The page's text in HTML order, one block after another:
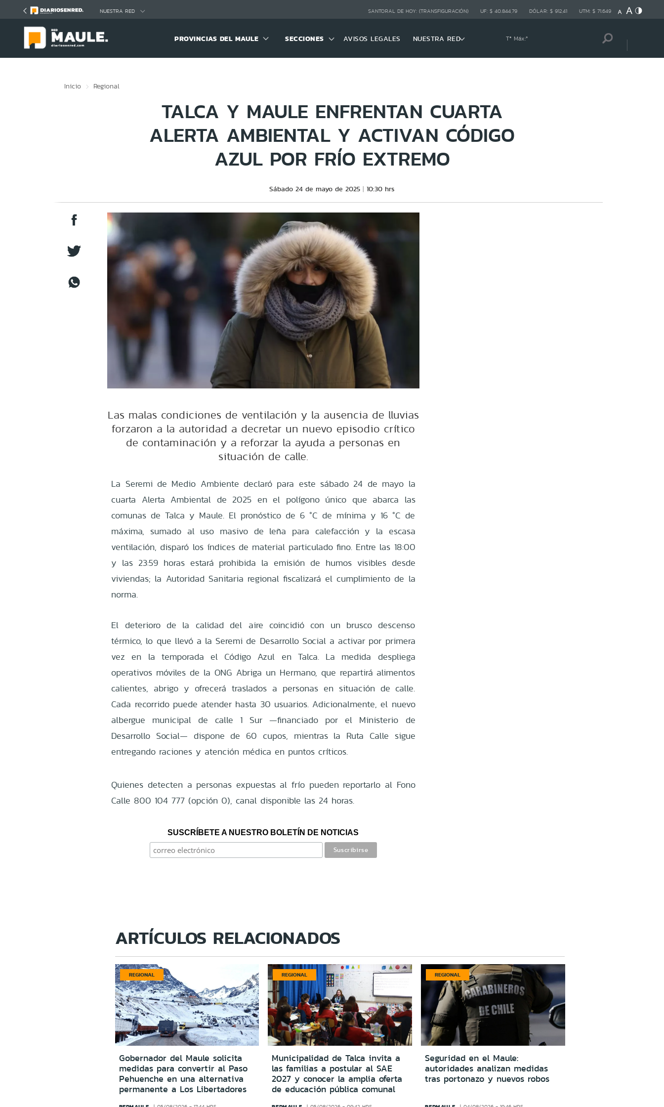
NUESTRA RED SANTORAL DE HOY: (TRANSFIGURACIÓN) UF: $ 40.844,79 DÓLAR: $ 912,41 UTM: $ 71.649
PROVINCIAS DEL MAULE SECCIONES AVISOS LEGALES NUESTRA RED Tª Máx:º
Inicio Regional
TALCA Y MAULE ENFRENTAN CUARTA
ALERTA AMBIENTAL Y ACTIVAN CÓDIGO
AZUL POR FRÍO EXTREMO
Sábado 24 de mayo de 2025 10:30 hrs
Las malas condiciones de ventilación y la ausencia de lluvias
forzaron a la autoridad a decretar un nuevo episodio crítico
de contaminación y a reforzar la ayuda a personas en
situación de calle.
La Seremi de Medio Ambiente declaró para este sábado 24 de mayo la
cuarta Alerta Ambiental de 2025 en el polígono único que abarca las
comunas de Talca y Maule. El pronóstico de 6 °C de mínima y 16 °C de
máxima, sumado al uso masivo de leña para calefacción y la escasa
ventilación, disparó los índices de material particulado fino. Entre las 18:00
y las 23:59 horas estará prohibida la emisión de humos visibles desde
viviendas; la Autoridad Sanitaria regional fiscalizará el cumplimiento de la
norma.
El deterioro de la calidad del aire coincidió con un brusco descenso
térmico, lo que llevó a la Seremi de Desarrollo Social a activar por primera
vez en la temporada el Código Azul en Talca. La medida despliega
operativos móviles de la ONG Abriga un Hermano, que repartirá alimentos
calientes, abrigo y ofrecerá traslados a personas en situación de calle.
Cada recorrido puede atender hasta 30 usuarios. Adicionalmente, el nuevo
albergue municipal de calle 1 Sur —financiado por el Ministerio de
Desarrollo Social— dispone de 60 cupos, mientras la Ruta Calle sigue
entregando raciones y atención médica en puntos críticos.
Quienes detecten a personas expuestas al frío pueden reportarlo al Fono
Calle 800 104 777 (opción 0), canal disponible las 24 horas.
SUSCRÍBETE A NUESTRO BOLETÍN DE NOTICIAS
ARTÍCULOS RELACIONADOS
REGIONAL
Gobernador del Maule solicita
medidas para convertir al Paso
Pehuenche en una alternativa
permanente a Los Libertadores
REGIONAL
Municipalidad de Talca invita a
las familias a postular al SAE
2027 y conocer la amplia oferta
de educación pública comunal
REGIONAL
Seguridad en el Maule:
autoridades analizan medidas
tras portonazo y nuevos robos